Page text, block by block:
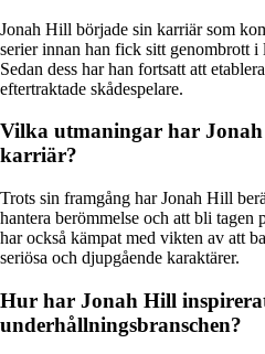
Jonah Hill började sin karriär som
serier innan han fick sitt genombrott
Sedan dess har han fortsatt att
eftertraktade skådespelare.
Vilka utmaningar har
karriär?
Trots sin framgång har Jonah Hill
hantera berömmelse och att bli tagen
har också kämpat med vikten av att
seriösa och djupgående karaktärer.
Hur har Jonah Hill
underhållningsbranschen?